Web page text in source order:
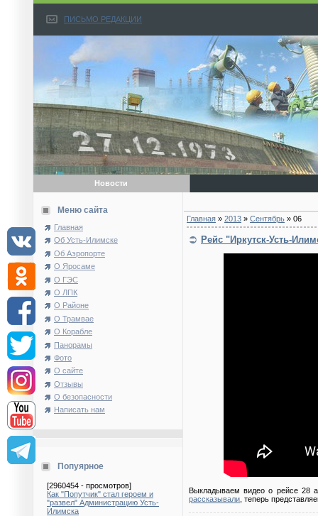
ПИСЬМО РЕДАКЦИИ
Новости
Меню сайта
Главная
Об Усть-Илимске
Об Аэропорте
О Яросаме
О ГЭС
О ЛПК
О Районе
О Трамвае
О Корабле
Панорамы
Фото
О сайте
Отзывы
О безопасности
Написать нам
Попуярное
[2960454 - просмотров]
Как "Попутчик" стал героем и
"развел" Администрацию Усть-
Илимска
Главная » 2013 » Сентябрь » 06
Рейс "Иркутск-Усть-
Выкладываем видео о рейсе 28
рассказывали , теперь